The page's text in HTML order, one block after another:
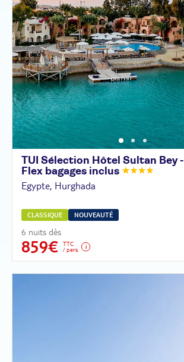
TUI Sélection Hôtel Sultan Bey -
Flex bagages inclus
Egypte, Hurghada
CLASSIQUE NOUVEAUTÉ
6 nuits dès
859€
TTC
/ pers.